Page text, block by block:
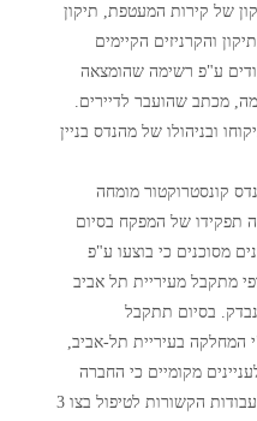
של קירות המעטפת, תיקון
והקרניזים הקיימים
ע"פ רשימה שהומצאה
מכתב שהועבר לדיירים.
ובניהולו של מהנדס בניין
קונסטרוקטור מומחה
תפקידו של המפקח בסיום
מסוכנים כי בוצעו ע"פ
מתקבל מעיריית תל אביב
נבדק. בסיום תתקבל
המחלקה בעיריית תל-אביב,
מקומיים כי החברה
שפעלה בבניין למעשה סיימה את העבודות הקשורות לטיפול בצו 3